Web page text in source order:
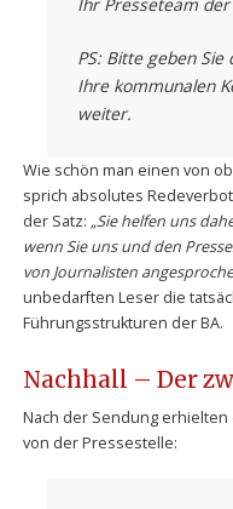
PS: Bitte geben
Ihre kommunalen
weiter.
Wie schön man einen von
sprich absolutes
der Satz: „Sie helfen uns
wenn Sie uns und den
von Journalisten
unbedarften Leser die
Führungsstrukturen der BA.
Nachhall – Der
Nach der Sendung
von der Pressestelle: